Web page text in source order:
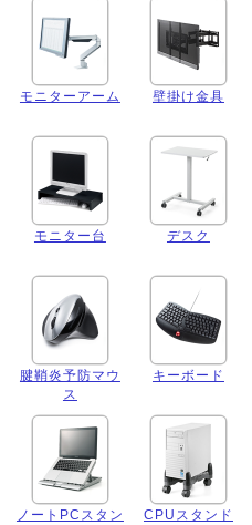
モニターアーム 壁掛け金具
モニター台 デスク
腱鞘炎予防マウ
ス
キーボード
ノートPCスタン
CPUスタンド